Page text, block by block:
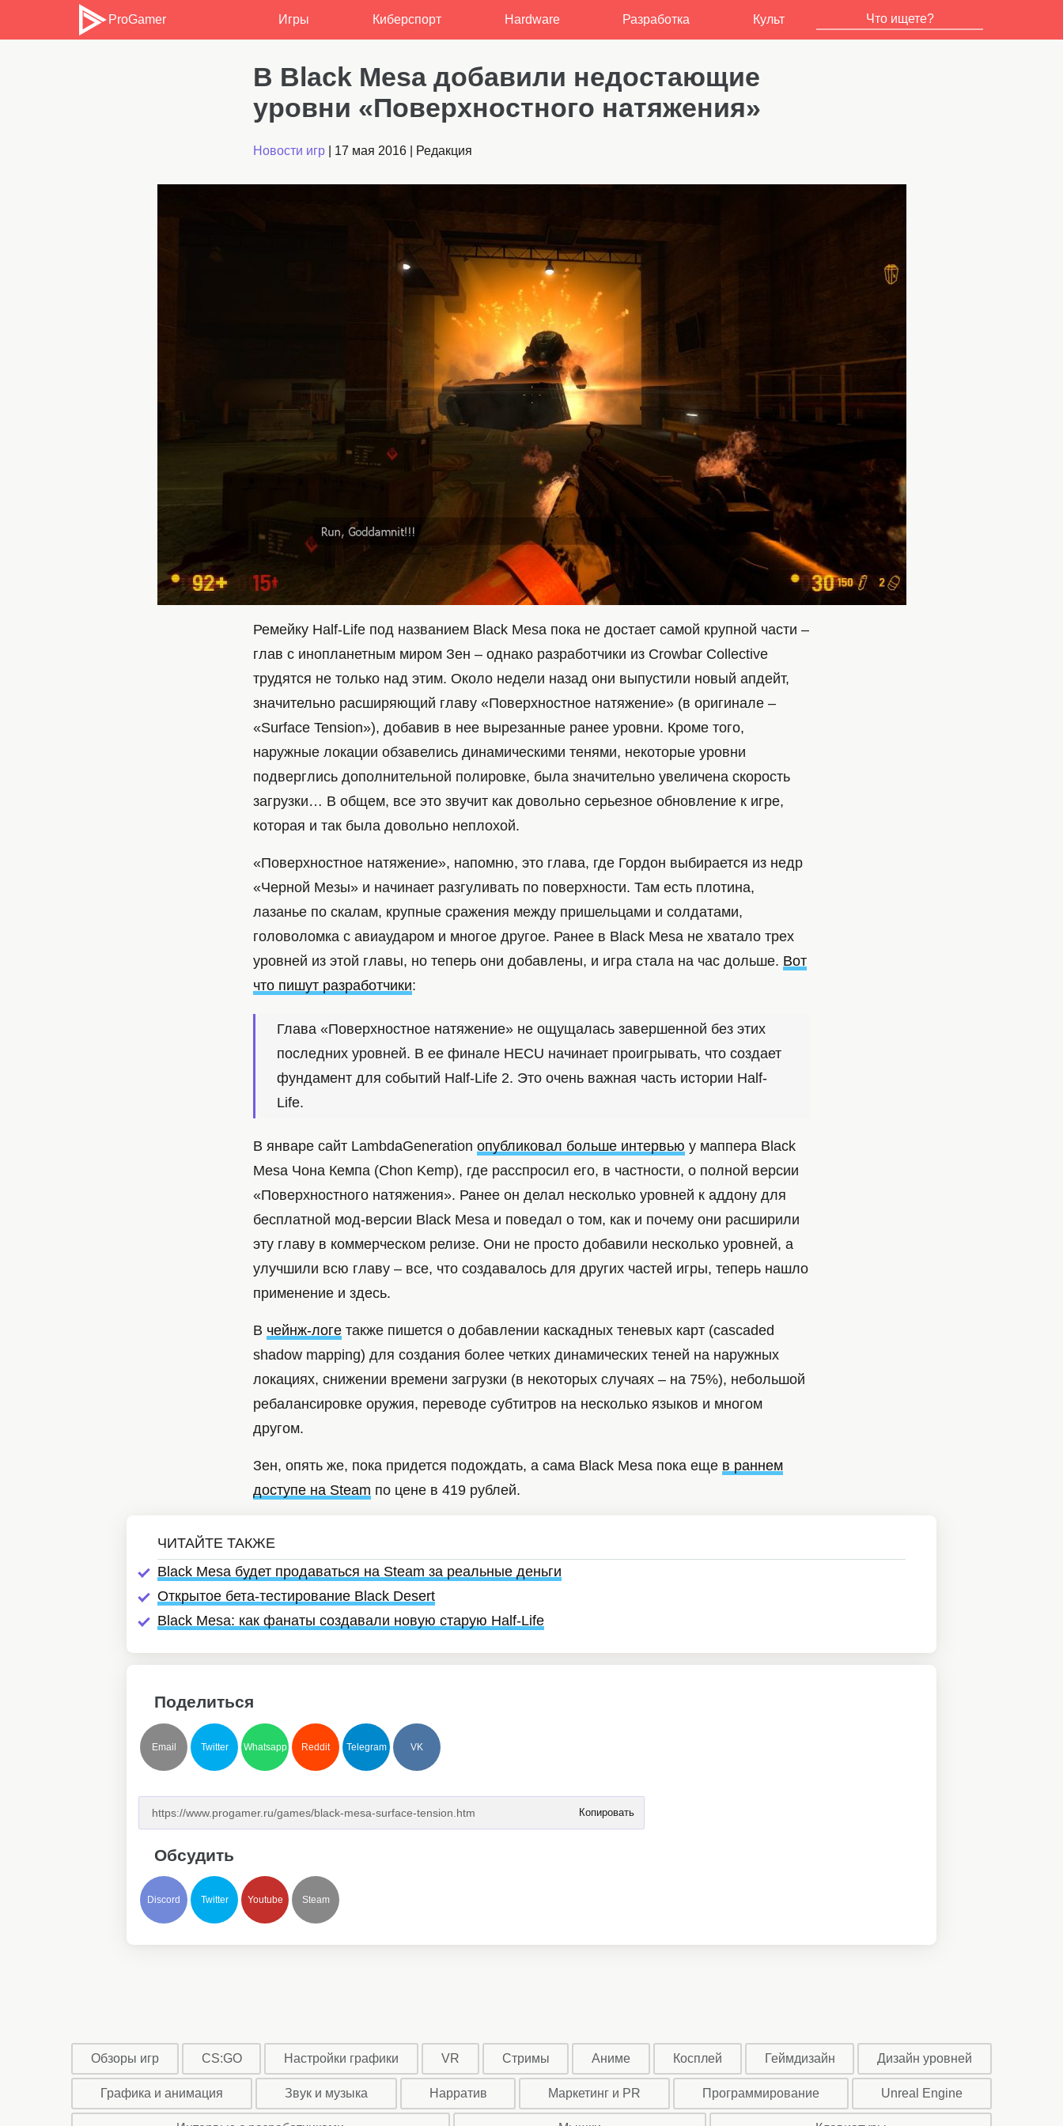
ProGamer Игры Киберспорт Hardware Разработка Культ
В Black Mesa добавили недостающие
уровни «Поверхностного натяжения»
Новости игр 17 мая 2016 Редакция
Ремейку Half-Life под названием Black Mesa пока не достает самой крупной части –
глав с инопланетным миром Зен – однако разработчики из Crowbar Collective
трудятся не только над этим. Около недели назад они выпустили новый апдейт,
значительно расширяющий главу «Поверхностное натяжение» (в оригинале –
«Surface Tension»), добавив в нее вырезанные ранее уровни. Кроме того,
наружные локации обзавелись динамическими тенями, некоторые уровни
подверглись дополнительной полировке, была значительно увеличена скорость
загрузки… В общем, все это звучит как довольно серьезное обновление к игре,
которая и так была довольно неплохой.
«Поверхностное натяжение», напомню, это глава, где Гордон выбирается из недр
«Черной Мезы» и начинает разгуливать по поверхности. Там есть плотина,
лазанье по скалам, крупные сражения между пришельцами и солдатами,
головоломка с авиаударом и многое другое. Ранее в Black Mesa не хватало трех
уровней из этой главы, но теперь они добавлены, и игра стала на час дольше. Вот
что пишут разработчики:
Глава «Поверхностное натяжение» не ощущалась завершенной без этих
последних уровней. В ее финале HECU начинает проигрывать, что создает
фундамент для событий Half-Life 2. Это очень важная часть истории Half-
Life.
В январе сайт LambdaGeneration опубликовал больше интервью у маппера Black
Mesa Чона Кемпа (Chon Kemp), где расспросил его, в частности, о полной версии
«Поверхностного натяжения». Ранее он делал несколько уровней к аддону для
бесплатной мод-версии Black Mesa и поведал о том, как и почему они расширили
эту главу в коммерческом релизе. Они не просто добавили несколько уровней, а
улучшили всю главу – все, что создавалось для других частей игры, теперь нашло
применение и здесь.
В чейнж-логе также пишется о добавлении каскадных теневых карт (cascaded
shadow mapping) для создания более четких динамических теней на наружных
локациях, снижении времени загрузки (в некоторых случаях – на 75%), небольшой
ребалансировке оружия, переводе субтитров на несколько языков и многом
другом.
Зен, опять же, пока придется подождать, а сама Black Mesa пока еще в раннем
доступе на Steam по цене в 419 рублей.
Black Mesa будет продаваться на Steam за реальные деньги
Открытое бета-тестирование Black Desert
Black Mesa: как фанаты создавали новую старую Half-Life
Поделиться
Email Twitter Whatsapp Reddit Telegram VK
Копировать
Обсудить
Discord Twitter Youtube Steam
Обзоры игр CS:GO Настройки графики VR Стримы Аниме Косплей Геймдизайн Дизайн уровней
Графика и анимация Звук и музыка Нарратив Маркетинг и PR Программирование Unreal Engine